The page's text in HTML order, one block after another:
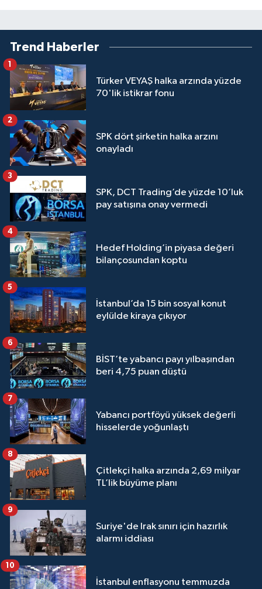
Trend Haberler
Türker VEYAŞ halka arzında yüzde
70'lik istikrar fonu
1
SPK dört şirketin halka arzını
onayladı
2
SPK, DCT Trading’de yüzde 10’luk
pay satışına onay vermedi
3
Hedef Holding’in piyasa değeri
bilançosundan koptu
4
İstanbul’da 15 bin sosyal konut
eylülde kiraya çıkıyor
5
BİST’te yabancı payı yılbaşından
beri 4,75 puan düştü
6
Yabancı portföyü yüksek değerli
hisselerde yoğunlaştı
7
Çitlekçi halka arzında 2,69 milyar
TL’lik büyüme planı
8
Suriye'de Irak sınırı için hazırlık
alarmı iddiası
9
İstanbul enflasyonu temmuzda
10